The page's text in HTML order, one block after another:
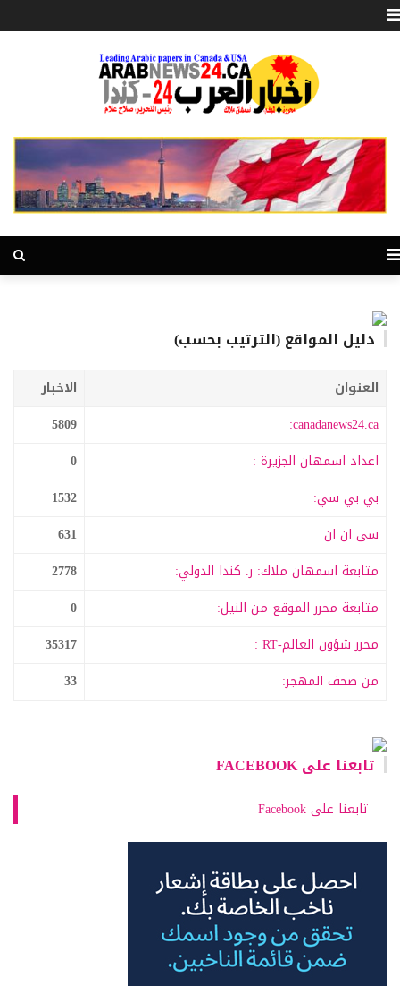
دليل المواقع (الترتيب بحسب)
العنوان
الاخبار
canadanews24.ca:
5809
اعداد اسمهان الجزيرة :
0
بي بي سي:
1532
سى ان ان
631
متابعة اسمهان ملاك: ر. كندا الدولي:
2778
متابعة محرر الموقع من النيل:
0
محرر شؤون العالم-RT :
35317
من صحف المهجر:
33
تابعنا على FACEBOOK
تابعنا على Facebook